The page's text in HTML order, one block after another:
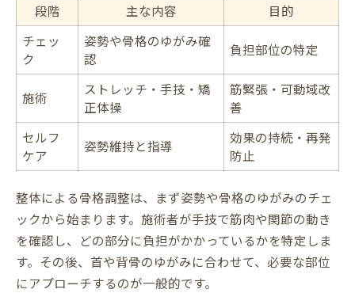
段階 主な内容
目的
チェッ
ク
姿勢や骨格のゆがみ確
認
負担部位の特定
施術
ストレッチ・手技・矯
正体操
筋緊張・可動域改
善
セルフ
ケア
姿勢維持と指導
効果の持続・再発
防止
整体による骨格調整は、まず姿勢や骨格のゆがみのチェ
ックから始まります。施術者が手技で筋肉や関節の動き
を確認し、どの部分に負担がかかっているかを特定しま
す。その後、首や背骨のゆがみに合わせて、必要な部位
にアプローチするのが一般的です。